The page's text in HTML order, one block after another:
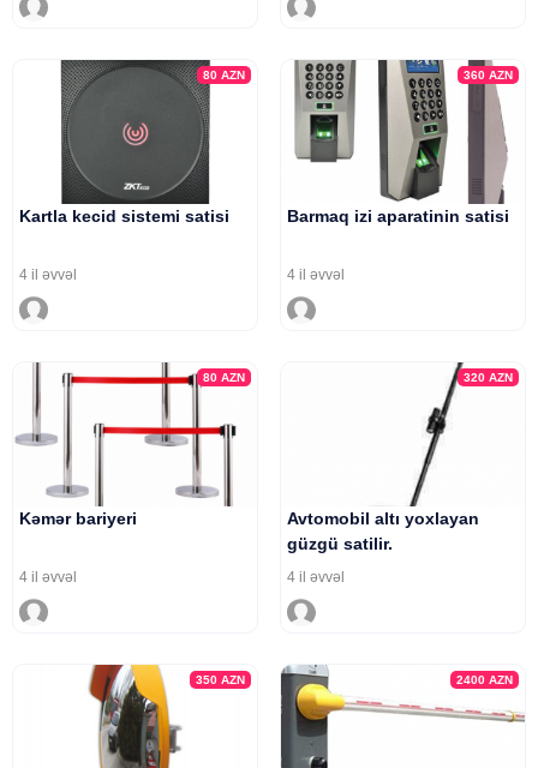
80AZN
Kartla kecid sistemi satisi
4 il əvvəl
360 AZN
Barmaq izi aparatinin satisi
4 il əvvəl
80AZN
Kəmər bariyeri
4 il əvvəl
320 AZN
Avtomobil altı yoxlayan
güzgü satilir.
4 il əvvəl
350AZN 2400 AZN